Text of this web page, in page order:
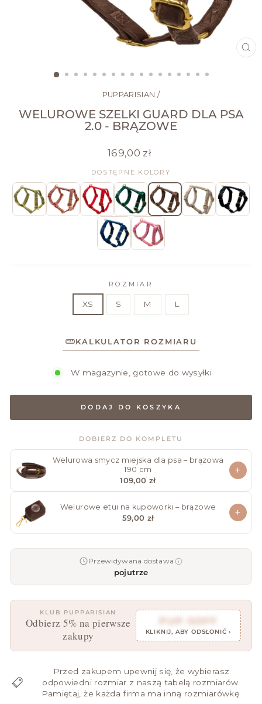
PUPPARISIAN /
WELUROWE SZELKI GUARD DLA PSA
2.0 - BRĄZOWE
Cena
169,00 zł
DOSTĘPNE KOLORY
ROZMIAR
XS S M L
KALKULATOR ROZMIARU
W magazynie, gotowe do wysyłki
DODAJ DO KOSZYKA
DOBIERZ DO KOMPLETU
Welurowa smycz miejska dla psa – brązowa
190 cm
109,00 zł
+
Welurowe etui na kupoworki – brązowe
59,00 zł
+
Przewidywana dostawa
pojutrze
KLUB PUPPARISIAN
Odbierz 5% na pierwsze
zakupy
KLIKNIJ, ABY ODSŁONIĆ ›
Przed zakupem upewnij się, że wybierasz
odpowiedni rozmiar z naszą tabelą rozmiarów.
Pamiętaj, że każda firma ma inną rozmiarówkę.